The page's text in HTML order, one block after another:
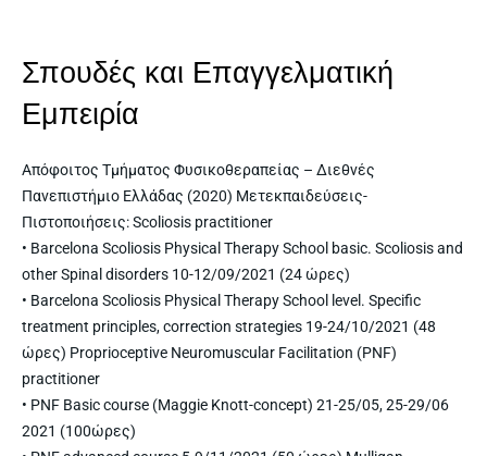
Σπουδές και Επαγγελματική
Εμπειρία
Απόφοιτος Τμήματος Φυσικοθεραπείας – Διεθνές
Πανεπιστήμιο Ελλάδας (2020) Μετεκπαιδεύσεις-
Πιστοποιήσεις: Scoliosis practitioner
• Barcelona Scoliosis Physical Therapy School basic. Scoliosis and
other Spinal disorders 10-12/09/2021 (24 ώρες)
• Barcelona Scoliosis Physical Therapy School level. Specific
treatment principles, correction strategies 19-24/10/2021 (48
ώρες) Proprioceptive Neuromuscular Facilitation (PNF)
practitioner
• PNF Basic course (Maggie Knott-concept) 21-25/05, 25-29/06
2021 (100ώρες)